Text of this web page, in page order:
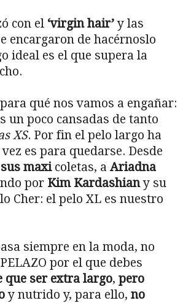
con el ‘virgin hair’y las
encargaron de hacérnoslo
ideal es el que supera la
qué nos vamos a engañar:
un poco cansadas de tanto
XS. Por fin el pelo largo ha
es para quedarse. Desde
maxicoletas, a Ariadna
por Kim Kardashiany su
Cher: el pelo XL es nuestro
siempre en la moda, no
por el que debes
que ser extra largo, pero
y nutrido y, para ello, no